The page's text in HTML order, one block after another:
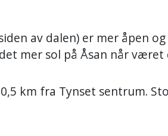
av dalen) er mer åpen
mer sol på Åsan når været
km fra Tynset sentrum.